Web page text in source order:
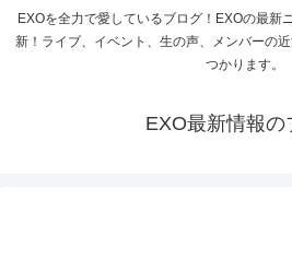
EXOを全力で愛しているブログ！EXOの最新
新！ライブ、イベント、生の声、メンバーの
つかります。
EXO最新情報の